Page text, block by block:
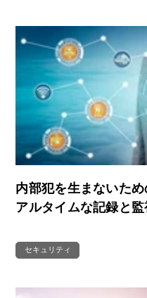
内部犯を生まないた
アルタイムな記録と
セキュリティ